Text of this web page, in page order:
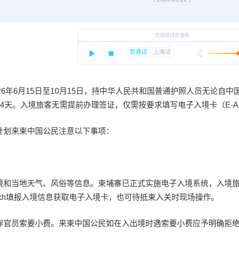
6月15日至10月15日，持中华人民共和国普通护照人员无论自中
天。入境旅客无需提前办理签证，仅需按要求填写电子入境卡（E-
柬中国公民注意以下事项：
地天气、风俗等信息。柬埔寨已正式实施电子入境系统，入境
填报入境信息获取电子入境卡，也可待抵柬入关时现场操作。
索要小费。来柬中国公民如在入出境时遇索要小费应予明确拒